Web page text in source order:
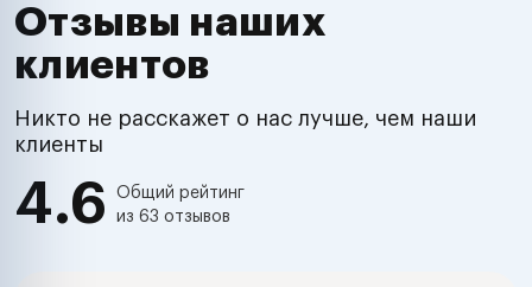
Отзывы наших
клиентов
Никто не расскажет о нас лучше, чем наши
клиенты
4.6
Общий рейтинг
из 63 отзывов